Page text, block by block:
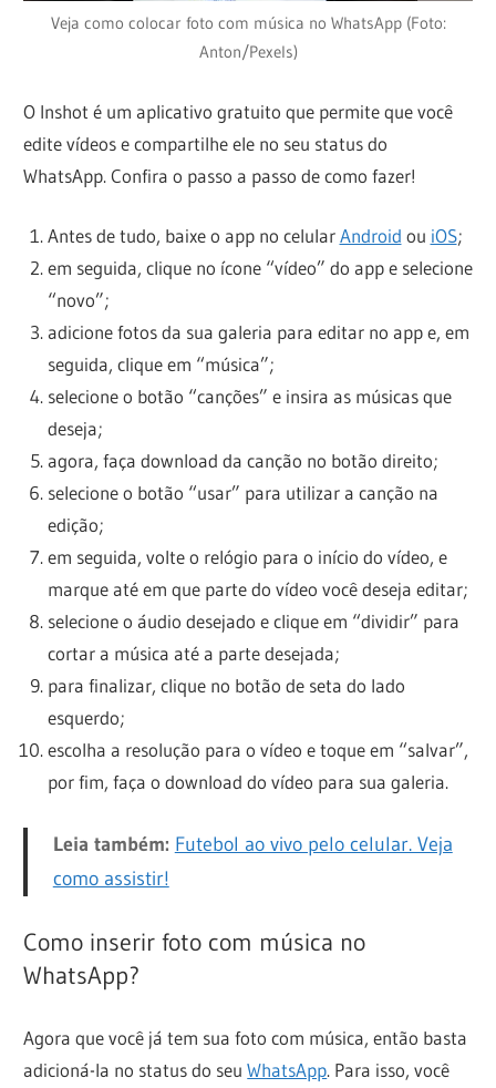
Veja como colocar foto com música no WhatsApp (Foto:
Anton/Pexels)
O Inshot é um aplicativo gratuito que permite que você
edite vídeos e compartilhe ele no seu status do
WhatsApp. Confira o passo a passo de como fazer!
Antes de tudo, baixe o app no celularAndroid ou iOS;
em seguida, clique no ícone “vídeo” do app e selecione
“novo”;
adicione fotos da sua galeria para editar no app e, em
seguida, clique em “música”;
selecione o botão “canções” e insira as músicas que
deseja;
agora, faça download da canção no botão direito;
selecione o botão “usar” para utilizar a canção na
edição;
em seguida, volte o relógio para o início do vídeo, e
marque até em que parte do vídeo você deseja editar;
selecione o áudio desejado e clique em “dividir” para
cortar a música até a parte desejada;
para finalizar, clique no botão de seta do lado
esquerdo;
escolha a resolução para o vídeo e toque em “salvar”,
por fim, faça o download do vídeo para sua galeria.
Leia também: Futebol ao vivo pelo celular. Veja
como assistir!
Como inserir foto com música no
WhatsApp?
Agora que você já tem sua foto com música, então basta
adicioná-la no status do seuWhatsApp. Para isso, você